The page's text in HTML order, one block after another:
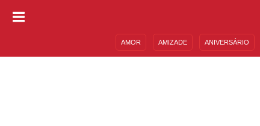
AMOR AMIZADE ANIVERSÁRIO